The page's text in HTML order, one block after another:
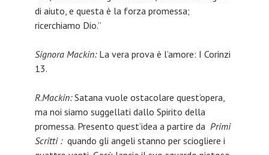
di aiuto, e questa è la forza promessa;
ricerchiamo Dio.”
Signora Mackin:La vera prova è l’amore: I Corinzi
13.
R.Mackin:Satana vuole ostacolare quest’opera,
ma noi siamo suggellati dallo Spirito della
promessa. Presento quest’idea a partire da Primi
Scritti : quando gli angeli stanno per sciogliere i